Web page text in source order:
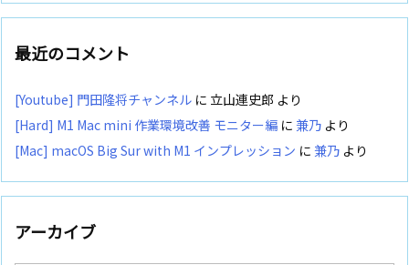
最近のコメント
[Youtube] 門田隆将チャンネル に 立山連史郎 より
[Hard] M1 Mac mini 作業環境改善 モニター編 に 兼乃 より
[Mac] macOS Big Sur with M1 インプレッション に 兼乃 より
アーカイブ